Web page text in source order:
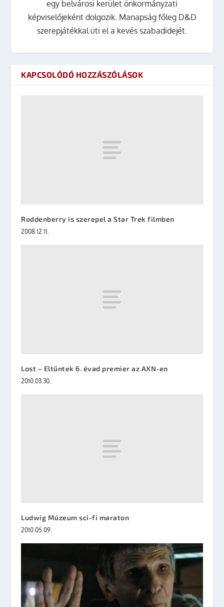
egy belvárosi kerület önkormányzati
képviselőjeként dolgozik. Manapság főleg D&D
szerepjátékkal üti el a kevés szabadidejét.
KAPCSOLÓDÓ HOZZÁSZÓLÁSOK
Roddenberry is szerepel a Star Trek filmben
2008.12.11.
Lost – Eltűntek 6. évad premier az AXN-en
2010.03.30.
Ludwig Múzeum sci-fi maraton
2010.05.09.